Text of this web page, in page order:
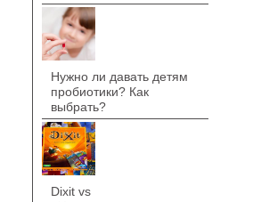
Нужно ли давать детям
пробиотики? Как
выбрать?
Dixit vs